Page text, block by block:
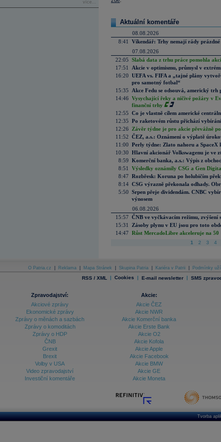
více...
Aktuální komentáře
08.08.2026
8:41
Víkendář: Trhy nemají rády prázdné
07.08.2026
22:05 Slabá data z trhu práce pomohla
17:51
Akcie v optimismu, průmysl v
16:20 UEFA vs. FIFA a „tajné plány
pro samotný fotbal“
15:35
Akce Fedu se odsouvá, americký
14:46 Vysychající řeky a ničivé požáry v
finanční trhy
12:55 Co je vlastně cílem americké
12:35 Po raketovém růstu přichází
12:26
Závěr týdne je pro akcie převážně
11:52 ČEZ, a.s.: Oznámení o výplatě
11:00 Perly týdne: Zlato nahoru a SpaceX
10:30 Hlavní akcionář Volkswagenu je ve
8:59 Komerční banka, a.s.: Výpis z
8:51
Výsledky oznámily CSG a Gen
8:47 Rozbřesk: Koruna po holubičím
8:14 CSG výrazně překonala odhady.
5:50 Srpen přeje dividendám. CNBC
výnosem
06.08.2026
15:57 ČNB ve vyčkávacím režimu, zvýšení
15:31
Zásoby plynu v EU jsou pro toto
14:47 Růst MercadoLibre akceleruje na
1 2 3 4
O Patria.cz Reklama Mapa Stránek Skupina Patria Kariéra v Patrii Podmínky
RSS / XML | Cookies | E-mail newsletter | SMS
Zpravodajství:
Akciové zprávy
Ekonomické zprávy
Zprávy o měnách a sazbách
Zprávy o komoditách
Zprávy o HDP
ČNB
Grexit
Brexit
Volby v USA
Video zpravodajství
Investiční komentáře
Akcie:
Akcie ČEZ
Akcie NWR
Akcie Komerční banka
Akcie Erste Bank
Akcie O2
Akcie Kofola
Akcie Apple
Akcie Facebook
Akcie BMW
Akcie GE
Akcie Moneta
Tvorba